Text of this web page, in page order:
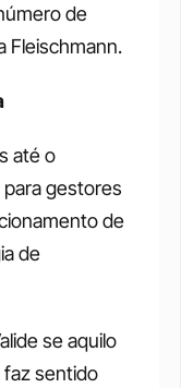
de
Fleischmann.
até o
gestores
de
de
se aquilo
faz sentido